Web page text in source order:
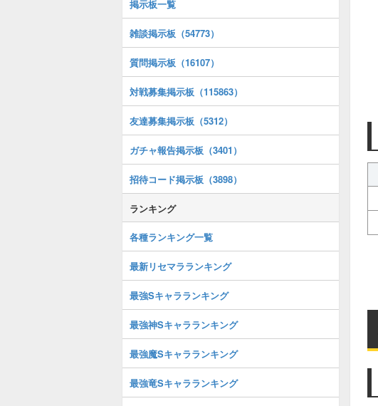
掲示板一覧
雑談掲示板（54773）
質問掲示板（16107）
対戦募集掲示板（115863）
友達募集掲示板（5312）
ガチャ報告掲示板（3401）
招待コード掲示板（3898）
ランキング
各種ランキング一覧
最新リセマラランキング
最強Sキャラランキング
最強神Sキャラランキング
最強魔Sキャラランキング
最強竜Sキャラランキング